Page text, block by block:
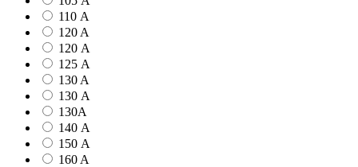
110 А
120 A
120 А
125 А
130 A
130 А
130А
140 А
150 А
160 A